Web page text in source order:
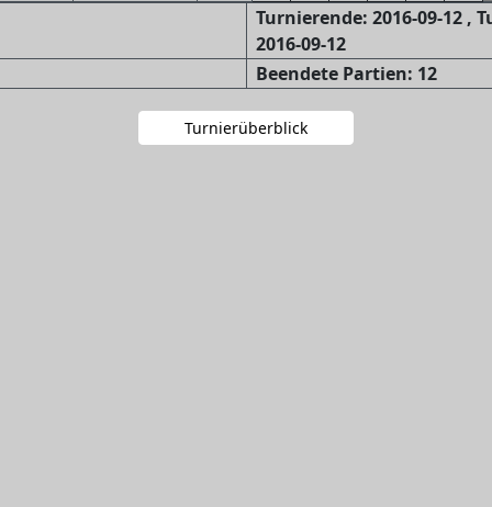
Turnierende: 2016-09-12 ,
2016-09-12
Beendete Partien: 12
Turnierüberblick